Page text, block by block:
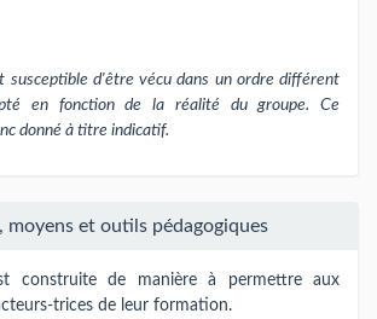
susceptible d'être vécu dans un ordre différent
en fonction de la réalité du groupe. Ce
donné à titre indicatif.
moyens et outils pédagogiques
construite de manière à permettre aux
trices de leur formation.